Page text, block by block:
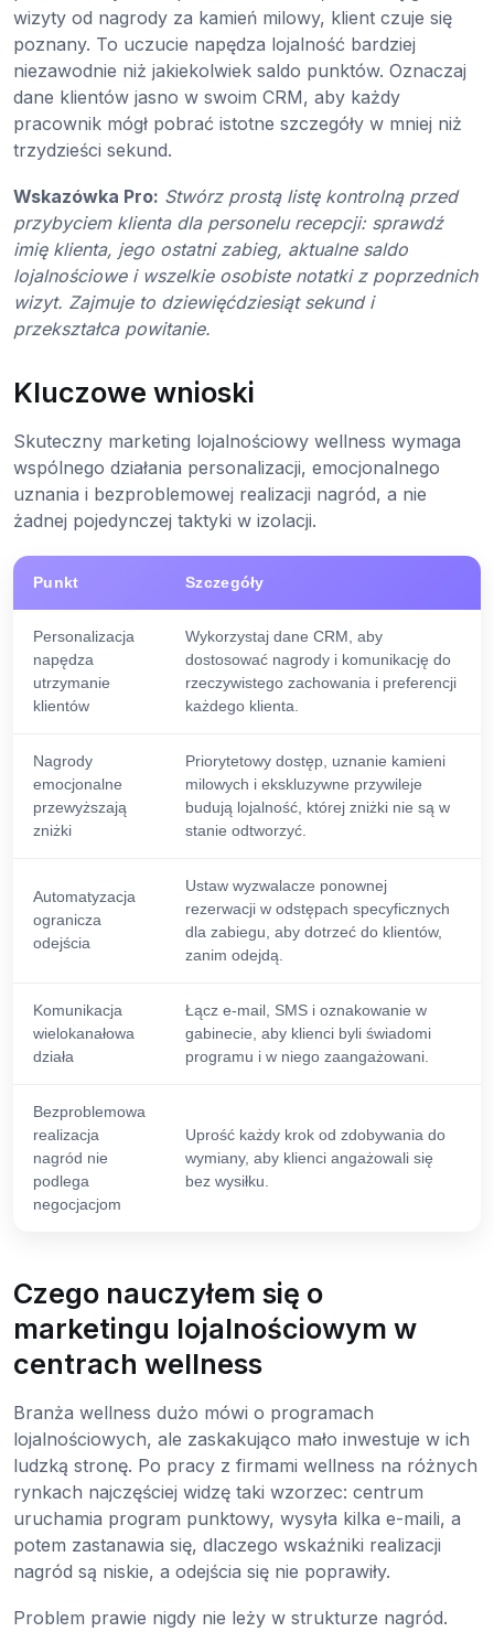
wizyty od nagrody za kamień milowy, klient czuje się
poznany. To uczucie napędza lojalność bardziej
niezawodnie niż jakiekolwiek saldo punktów. Oznaczaj
dane klientów jasno w swoim CRM, aby każdy
pracownik mógł pobrać istotne szczegóły w mniej niż
trzydzieści sekund.
Wskazówka Pro: Stwórz prostą listę kontrolną przed
przybyciem klienta dla personelu recepcji: sprawdź
imię klienta, jego ostatni zabieg, aktualne saldo
lojalnościowe i wszelkie osobiste notatki z poprzednich
wizyt. Zajmuje to dziewięćdziesiąt sekund i
przekształca powitanie.
Kluczowe wnioski
Skuteczny marketing lojalnościowy wellness wymaga
wspólnego działania personalizacji, emocjonalnego
uznania i bezproblemowej realizacji nagród, a nie
żadnej pojedynczej taktyki w izolacji.
Punkt Szczegóły
Personalizacja
napędza
utrzymanie
klientów
Wykorzystaj dane CRM, aby
dostosować nagrody i komunikację do
rzeczywistego zachowania i preferencji
każdego klienta.
Nagrody
emocjonalne
przewyższają
zniżki
Priorytetowy dostęp, uznanie kamieni
milowych i ekskluzywne przywileje
budują lojalność, której zniżki nie są w
stanie odtworzyć.
Automatyzacja
ogranicza
odejścia
Ustaw wyzwalacze ponownej
rezerwacji w odstępach specyficznych
dla zabiegu, aby dotrzeć do klientów,
zanim odejdą.
Komunikacja
wielokanałowa
działa
Łącz e-mail, SMS i oznakowanie w
gabinecie, aby klienci byli świadomi
programu i w niego zaangażowani.
Bezproblemowa
realizacja
nagród nie
podlega
negocjacjom
Uprość każdy krok od zdobywania do
wymiany, aby klienci angażowali się
bez wysiłku.
Czego nauczyłem się o
marketingu lojalnościowym w
centrach wellness
Branża wellness dużo mówi o programach
lojalnościowych, ale zaskakująco mało inwestuje w ich
ludzką stronę. Po pracy z firmami wellness na różnych
rynkach najczęściej widzę taki wzorzec: centrum
uruchamia program punktowy, wysyła kilka e-maili, a
potem zastanawia się, dlaczego wskaźniki realizacji
nagród są niskie, a odejścia się nie poprawiły.
Problem prawie nigdy nie leży w strukturze nagród.